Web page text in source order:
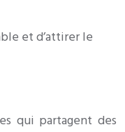
et d’attirer le
qui partagent des